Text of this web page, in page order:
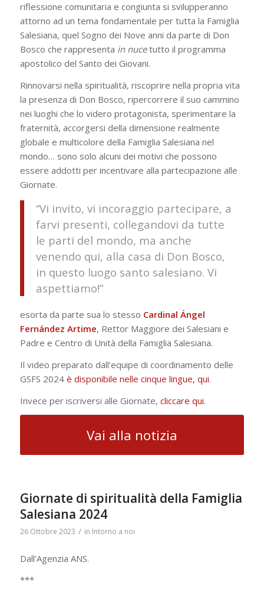
riflessione comunitaria e congiunta si svilupperanno
attorno ad un tema fondamentale per tutta la Famiglia
Salesiana, quel Sogno dei Nove anni da parte di Don
Bosco che rappresenta in nucetutto il programma
apostolico del Santo dei Giovani.
Rinnovarsi nella spiritualità, riscoprire nella propria vita
la presenza di Don Bosco, ripercorrere il suo cammino
nei luoghi che lo videro protagonista, sperimentare la
fraternità, accorgersi della dimensione realmente
globale e multicolore della Famiglia Salesiana nel
mondo… sono solo alcuni dei motivi che possono
essere addotti per incentivare alla partecipazione alle
Giornate.
“Vi invito, vi incoraggio partecipare, a
farvi presenti, collegandovi da tutte
le parti del mondo, ma anche
venendo qui, alla casa di Don Bosco,
in questo luogo santo salesiano. Vi
aspettiamo!”
esorta da parte sua lo stesso Cardinal Ángel
Fernández Artime, Rettor Maggiore dei Salesiani e
Padre e Centro di Unità della Famiglia Salesiana.
Il video preparato dall’equipe di coordinamento delle
GSFS 2024 è disponibile nelle cinque lingue, qui.
Invece per iscriversi alle Giornate, cliccare qui.
Vai alla notizia
Giornate di spiritualità della Famiglia
Salesiana 2024
26 Ottobre 2023 / in Intorno a noi
Dall’Agenzia ANS.
***